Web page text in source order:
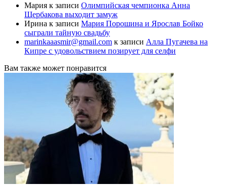
Мария к записи Олимпийская чемпионка Анна
Щербакова выходит замуж
Ирина к записи Мария Порошина и Ярослав Бойко
сыграли тайную свадьбу
marinkaaasmir@gmail.com к записи Алла Пугачева на
Кипре с удовольствием позирует для селфи
Вам также может понравится